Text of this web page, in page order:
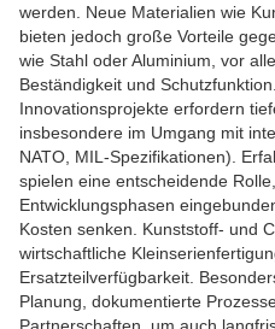
werden. Neue Materialien wie
bieten jedoch große Vorteile
wie Stahl oder Aluminium, vor
Beständigkeit und
Innovationsprojekte erfordern
insbesondere im Umgang mit
NATO, MIL-Spezifikationen).
spielen eine entscheidende
Entwicklungsphasen
Kosten senken. Kunststoff- und
wirtschaftliche
Ersatzteilverfügbarkeit.
Planung, dokumentierte
Partnerschaften, um auch